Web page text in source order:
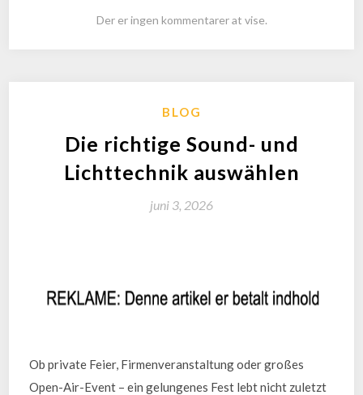
Der er ingen kommentarer at vise.
BLOG
Die richtige Sound- und
Lichttechnik auswählen
juni 3, 2026
Ob private Feier, Firmenveranstaltung oder großes
Open-Air-Event – ein gelungenes Fest lebt nicht zuletzt